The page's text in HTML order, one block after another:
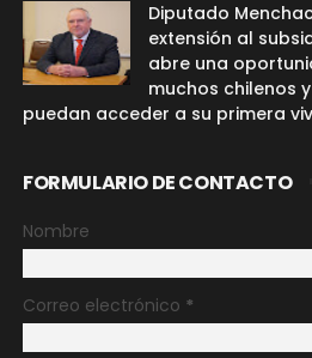
Diputado
extensión al
abre una
muchos chilenos
puedan acceder a su primera
FORMULARIO DE CONTACTO
Nombre
Correo electrónico *